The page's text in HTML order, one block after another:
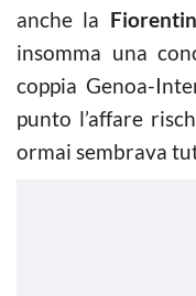
anche la
insomma una
coppia Genoa-
punto l’affare
ormai sembrava